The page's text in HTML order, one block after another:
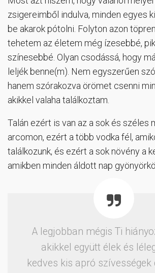
zsigereimből indulva, minden egyes
be akarok pótolni. Folyton azon
tehetem az életem még ízesebbé,
színesebbé. Olyan csodássá, hogy
leljék benne(m). Nem egyszerűen
hanem szórakozva örömet csenni
akikkel valaha találkoztam.
Talán ezért is van az a sok és széles
arcomon, ezért a több vodka fél,
találkozunk, és ezért a sok növény a
amikben minden áldott nap
A legjobban mégis Ti
akikkel együtt élek és
kedves kis apró szívességek